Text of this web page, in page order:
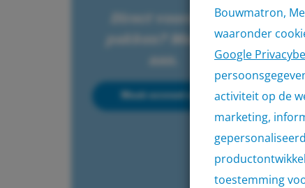
Direct voordeel
pakken? Meld je
Bouwmatron,
waaronder
Google
activiteit op de
marketing,
toestemming